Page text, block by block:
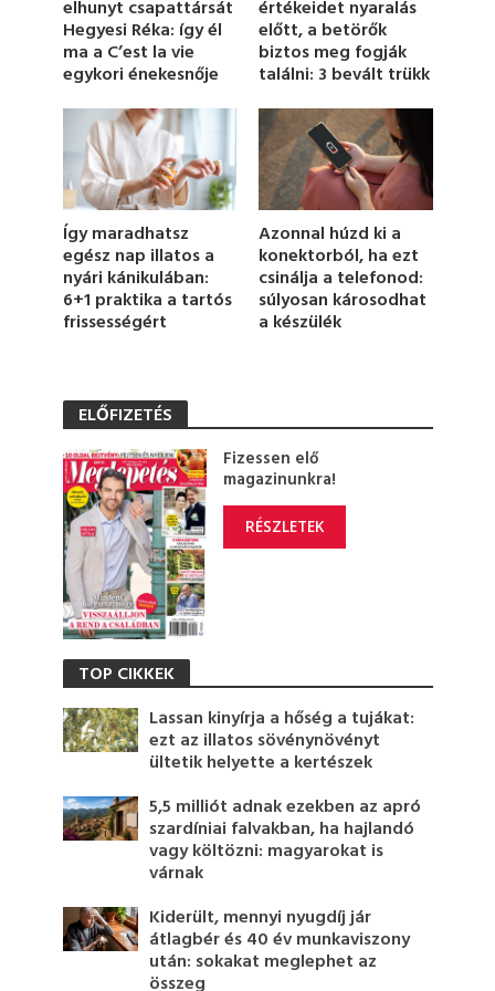
i
n
u
t
e
e
o
n
d
s
elhunyt csapattársát
Hegyesi Réka: így él
ma a C’est la vie
egykori énekesnője
értékeidet nyaralás
előtt, a betörők
biztos meg fogják
találni: 3 bevált trükk
Így maradhatsz
egész nap illatos a
nyári kánikulában:
6+1 praktika a tartós
frissességért
Azonnal húzd ki a
konektorból, ha ezt
csinálja a telefonod:
súlyosan károsodhat
a készülék
ELŐFIZETÉS
Fizessen elő
magazinunkra!
RÉSZLETEK
TOP CIKKEK
Lassan kinyírja a hőség a tujákat:
ezt az illatos sövénynövényt
ültetik helyette a kertészek
5,5 milliót adnak ezekben az apró
szardíniai falvakban, ha hajlandó
vagy költözni: magyarokat is
várnak
Kiderült, mennyi nyugdíj jár
átlagbér és 40 év munkaviszony
után: sokakat meglephet az
összeg